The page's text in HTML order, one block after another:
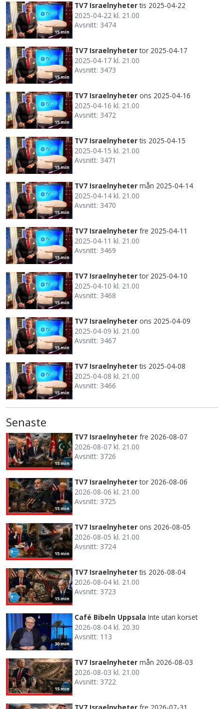
15 min
TV7 Israelnyheter tis 2025-04-22
2025-04-22 kl. 21.00
Avsnitt: 3474
15 min
TV7 Israelnyheter tor 2025-04-17
2025-04-17 kl. 21.00
Avsnitt: 3473
15 min
TV7 Israelnyheter ons 2025-04-16
2025-04-16 kl. 21.00
Avsnitt: 3472
15 min
TV7 Israelnyheter tis 2025-04-15
2025-04-15 kl. 21.00
Avsnitt: 3471
15 min
TV7 Israelnyheter mån 2025-04-14
2025-04-14 kl. 21.00
Avsnitt: 3470
15 min
TV7 Israelnyheter fre 2025-04-11
2025-04-11 kl. 21.00
Avsnitt: 3469
15 min
TV7 Israelnyheter tor 2025-04-10
2025-04-10 kl. 21.00
Avsnitt: 3468
15 min
TV7 Israelnyheter ons 2025-04-09
2025-04-09 kl. 21.00
Avsnitt: 3467
15 min
TV7 Israelnyheter tis 2025-04-08
2025-04-08 kl. 21.00
Avsnitt: 3466
Senaste
15 min
TV7 Israelnyheter fre 2026-08-07
2026-08-07 kl. 21.00
Avsnitt: 3726
15 min
TV7 Israelnyheter tor 2026-08-06
2026-08-06 kl. 21.00
Avsnitt: 3725
15 min
TV7 Israelnyheter ons 2026-08-05
2026-08-05 kl. 21.00
Avsnitt: 3724
15 min
TV7 Israelnyheter tis 2026-08-04
2026-08-04 kl. 21.00
Avsnitt: 3723
30 min
Café Bibeln Uppsala Inte utan korset
2026-08-04 kl. 20.30
Avsnitt: 113
15 min
TV7 Israelnyheter mån 2026-08-03
2026-08-03 kl. 21.00
Avsnitt: 3722